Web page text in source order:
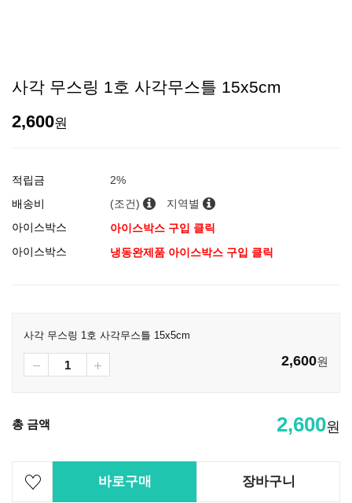
사각 무스링 1호 사각무스틀 15x5cm
2,600원
적립금
2%
배송비
(조건)
지역별
아이스박스
아이스박스 구입 클릭
아이스박스
냉동완제품 아이스박스 구입 클릭
사각 무스링 1호 사각무스틀 15x5cm
2,600원
총 금액 2,600원
바로구매 장바구니